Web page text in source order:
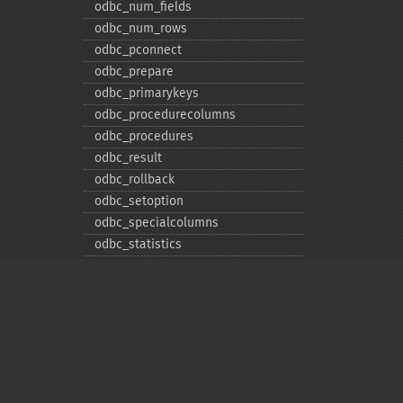
odbc_​num_​fields
odbc_​num_​rows
odbc_​pconnect
odbc_​prepare
odbc_​primarykeys
odbc_​procedurecolumns
odbc_​procedures
odbc_​result
odbc_​rollback
odbc_​setoption
odbc_​specialcolumns
odbc_​statistics